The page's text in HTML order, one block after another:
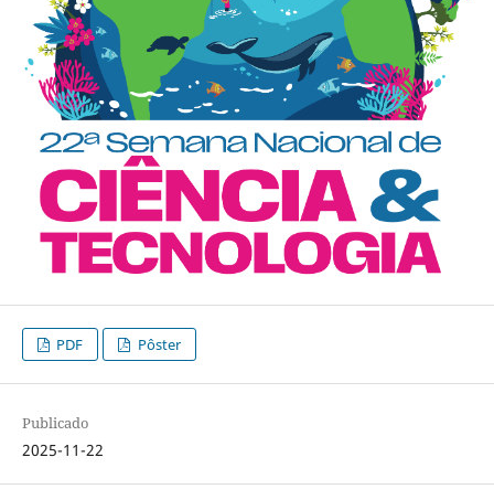
PDF Pôster
Publicado
2025-11-22